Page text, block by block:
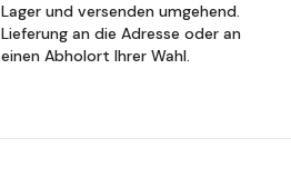
Lager und versenden umgehend.
Lieferung an die Adresse oder an
einen Abholort Ihrer Wahl.